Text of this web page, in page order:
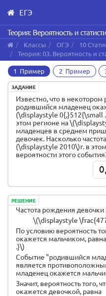
Skip
to
main
content
ЕГЭ
Теория: Вероятность и
Классы ОГЭ
10
Теория: 03. Вероятность и
1 Пример 2 Пример
ЗАДАНИЕ
Известно, что в некотором
родившийся младенец
(\displaystyle 0{,}512{\small
этом регионе на
младенцев в среднем
девочек. Насколько
(\displaystyle 2010\)г. в
вероятности этого
РЕШЕНИЕ
Частота рождения
\(\displaystyle
По условию вероятность
окажется мальчиком,
.}\)
Событие "родившийся
является
младенец окажется
Значит, вероятность того,
окажется девочкой, равна